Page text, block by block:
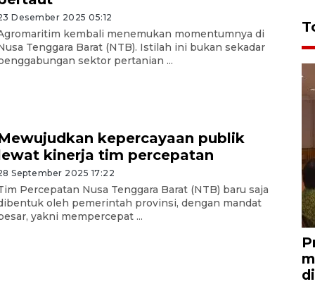
Desember 2025 05:12
kembali menemukan momentumnya di
Tenggara Barat (NTB). Istilah ini bukan sekadar
sektor pertanian ...
kepercayaan publik
kinerja tim percepatan
September 2025 17:22
Percepatan Nusa Tenggara Barat (NTB) baru saja
oleh pemerintah provinsi, dengan mandat
yakni mempercepat ...